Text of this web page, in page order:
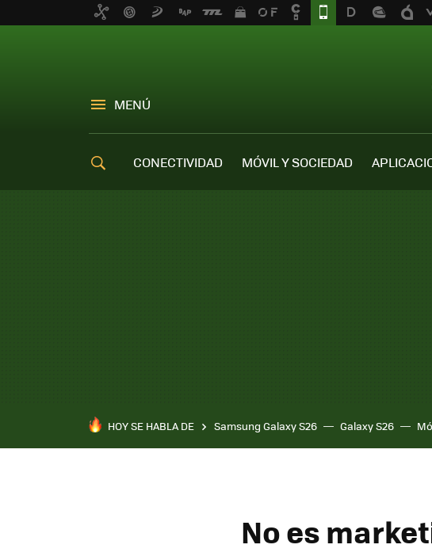
MENÚ
CONECTIVIDAD MÓVIL Y SOCIEDAD
HOY SE HABLA DE Samsung Galaxy S26 Galaxy S26
No es